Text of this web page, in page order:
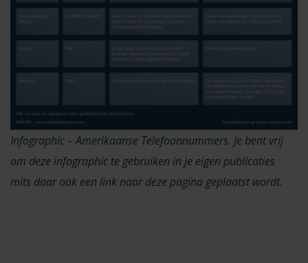
Infographic – Amerikaanse Telefoonnummers. Je bent vrij
om deze infographic te gebruiken in je eigen publicaties
mits daar ook een link naar deze pagina geplaatst wordt.